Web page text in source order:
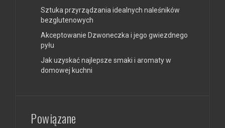
Sztuka przyrządzania idealnych naleśników
bezglutenowych
Akceptowanie Dzwoneczka i jego gwiezdnego
pyłu
Jak uzyskać najlepsze smaki i aromaty w
domowej kuchni
Powiązane